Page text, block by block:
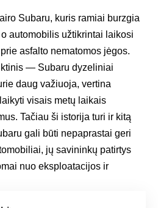
Subaru, kuris ramiai burzgia
automobilis užtikrintai laikosi
asfalto nematomos jėgos.
— Subaru dyzeliniai
daug važiuoja, vertina
visais metų laikais
Tačiau ši istorija turi ir kitą
gali būti nepaprastai geri
jų savininkų patirtys
nuo eksploatacijos ir